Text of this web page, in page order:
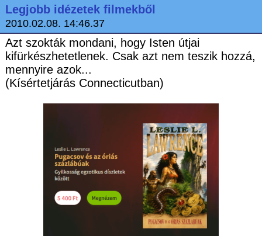
Legjobb idézetek filmekből
2010.02.08. 14:46.37
Azt szokták mondani, hogy Isten útjai
kifürkészhetetlenek. Csak azt nem teszik hozzá,
mennyire azok...
(Kísértetjárás Connecticutban)